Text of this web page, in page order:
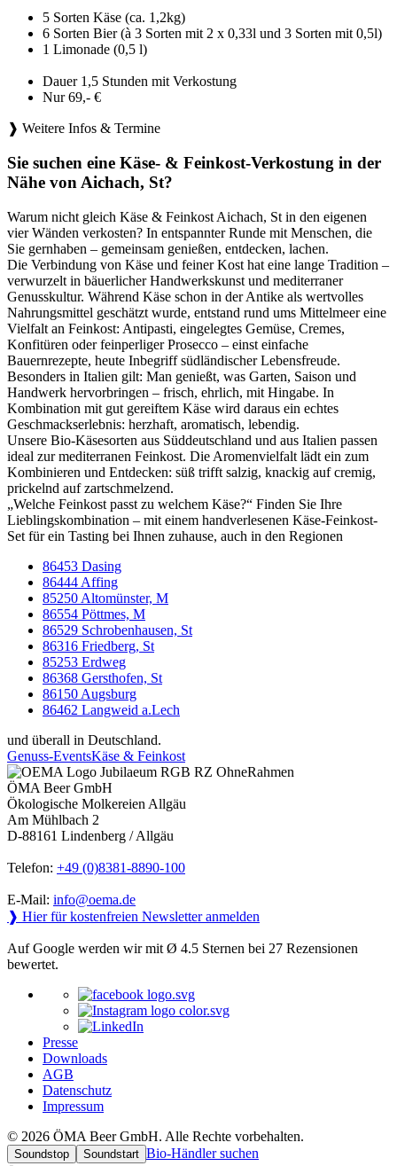
5 Sorten Käse (ca. 1,2kg)
6 Sorten Bier (à 3 Sorten mit 2 x 0,33l und 3 Sorten mit 0,5l)
1 Limonade (0,5 l)
Dauer 1,5 Stunden mit Verkostung
Nur 69,- €
❱ Weitere Infos & Termine
Sie suchen eine Käse- & Feinkost-Verkostung in der
Nähe von Aichach, St?
Warum nicht gleich Käse & Feinkost Aichach, St in den eigenen
vier Wänden verkosten? In entspannter Runde mit Menschen, die
Sie gernhaben – gemeinsam genießen, entdecken, lachen.
Die Verbindung von Käse und feiner Kost hat eine lange Tradition –
verwurzelt in bäuerlicher Handwerkskunst und mediterraner
Genusskultur. Während Käse schon in der Antike als wertvolles
Nahrungsmittel geschätzt wurde, entstand rund ums Mittelmeer eine
Vielfalt an Feinkost: Antipasti, eingelegtes Gemüse, Cremes,
Konfitüren oder feinperliger Prosecco – einst einfache
Bauernrezepte, heute Inbegriff südländischer Lebensfreude.
Besonders in Italien gilt: Man genießt, was Garten, Saison und
Handwerk hervorbringen – frisch, ehrlich, mit Hingabe. In
Kombination mit gut gereiftem Käse wird daraus ein echtes
Geschmackserlebnis: herzhaft, aromatisch, lebendig.
Unsere Bio-Käsesorten aus Süddeutschland und aus Italien passen
ideal zur mediterranen Feinkost. Die Aromenvielfalt lädt ein zum
Kombinieren und Entdecken: süß trifft salzig, knackig auf cremig,
prickelnd auf zartschmelzend.
„Welche Feinkost passt zu welchem Käse?“ Finden Sie Ihre
Lieblingskombination – mit einem handverlesenen Käse-Feinkost-
Set für ein Tasting bei Ihnen zuhause, auch in den Regionen
86453 Dasing
86444 Affing
85250 Altomünster, M
86554 Pöttmes, M
86529 Schrobenhausen, St
86316 Friedberg, St
85253 Erdweg
86368 Gersthofen, St
86150 Augsburg
86462 Langweid a.Lech
und überall in Deutschland.
Genuss-EventsKäse & Feinkost
ÖMA Beer GmbH
Ökologische Molkereien Allgäu
Am Mühlbach 2
D-88161 Lindenberg / Allgäu
Telefon: +49 (0)8381-8890-100
E-Mail: info@oema.de
❱ Hier für kostenfreien Newsletter anmelden
Auf Google werden wir mit Ø 4.5 Sternen bei 27 Rezensionen
bewertet.
Presse
Downloads
AGB
Datenschutz
Impressum
© 2026 ÖMA Beer GmbH. Alle Rechte vorbehalten.
Soundstop Soundstart Bio-Händler suchen